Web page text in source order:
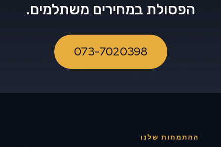
הפסולת במחירים משתלמים.
073-7020398
ההתמחות שלנו